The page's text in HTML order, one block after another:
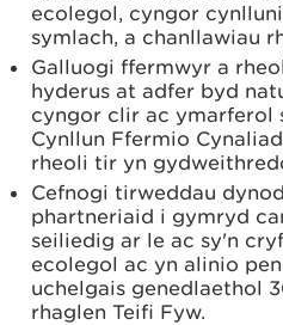
ecolegol, cyngor
symlach, a chanllawiau
Galluogi ffermwyr a
hyderus at adfer byd
cyngor clir ac ymarferol
Cynllun Ffermio
rheoli tir yn
Cefnogi tirweddau
phartneriaid i gymryd
seiliedig ar le ac sy'n
ecolegol ac yn alinio
uchelgais genedlaethol
rhaglen Teifi Fyw.